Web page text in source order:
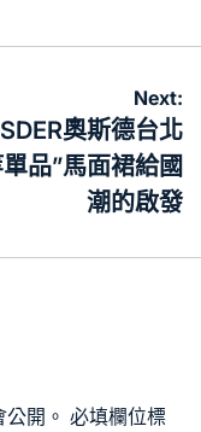
Next:
奧斯德台北
品”馬面裙給國
潮的啟發
開。 必填欄位標